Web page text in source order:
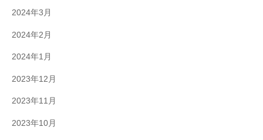
2024年3月
2024年2月
2024年1月
2023年12月
2023年11月
2023年10月